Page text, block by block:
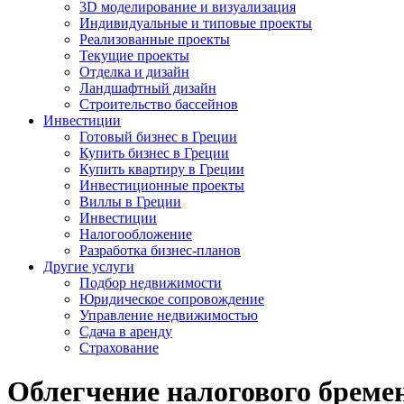
3D моделирование и визуализация
Индивидуальные и типовые проекты
Реализованные проекты
Текущие проекты
Отделка и дизайн
Ландшафтный дизайн
Строительство бассейнов
Инвестиции
Готовый бизнес в Греции
Купить бизнес в Греции
Купить квартиру в Греции
Инвестиционные проекты
Виллы в Греции
Инвестиции
Налогообложение
Разработка бизнес-планов
Другие услуги
Подбор недвижимости
Юридическое сопровождение
Управление недвижимостью
Сдача в аренду
Страхование
Облегчение налогового